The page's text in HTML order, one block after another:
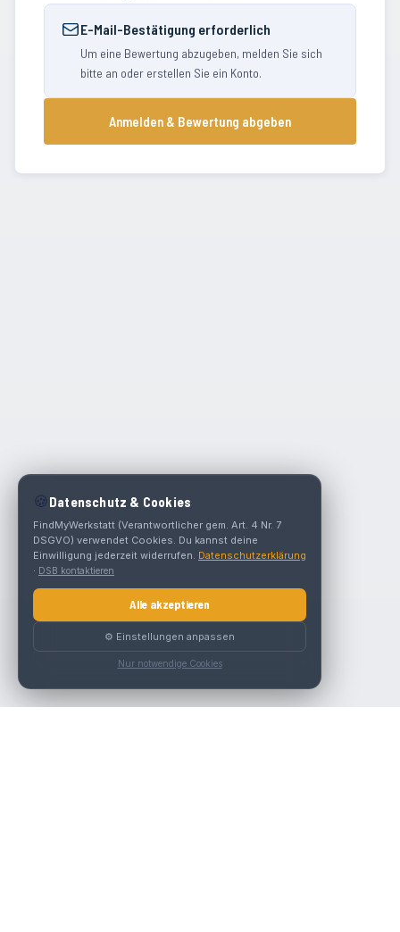
E-Mail-Bestätigung erforderlich
Um eine Bewertung abzugeben, melden Sie sich
bitte an oder erstellen Sie ein Konto.
Anmelden & Bewertung abgeben
🍪 Datenschutz & Cookies
FindMyWerkstatt (Verantwortlicher gem. Art. 4 Nr. 7
DSGVO) verwendet Cookies. Du kannst deine
Einwilligung jederzeit widerrufen. Datenschutzerklärung
· DSB kontaktieren
Alle akzeptieren
⚙️ Einstellungen anpassen
Nur notwendige Cookies